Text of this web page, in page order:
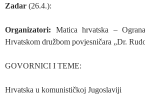
Zadar (26.4.):
Organizatori: Matica hrvatska –
Hrvatskom družbom povjesničara „Dr.
GOVORNICI I TEME:
Hrvatska u komunističkoj Jugoslaviji